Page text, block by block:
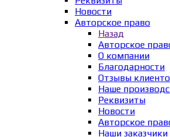
Новости
Авторское право
Назад
Авторское
О компании
Благодарности
Отзывы
Наше
Реквизиты
Новости
Авторское
Наши заказчики